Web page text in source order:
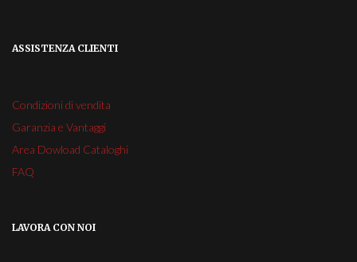
ASSISTENZA CLIENTI
Condizioni di vendita
Garanzia e Vantaggi
Area Dowload Cataloghi
FAQ
LAVORA CON NOI